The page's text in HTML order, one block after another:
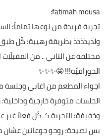
fatimah mousa:
تجربة فريدة من نوعها تماماً؛
ولذيذذذذ بطريقة رهيبة؛ كُل
مختلفة عن الثاني .. من المقبلّات
الخورافيّة!!! 🤩✨✨✨
اجواء المطعم من اغاني وجلسة
الجلسات متوفرة خارجية
وخفيفة؛ التجربة كـ كُل فعلاً غير
بس نصيحة؛ روحو جوعانين عشان